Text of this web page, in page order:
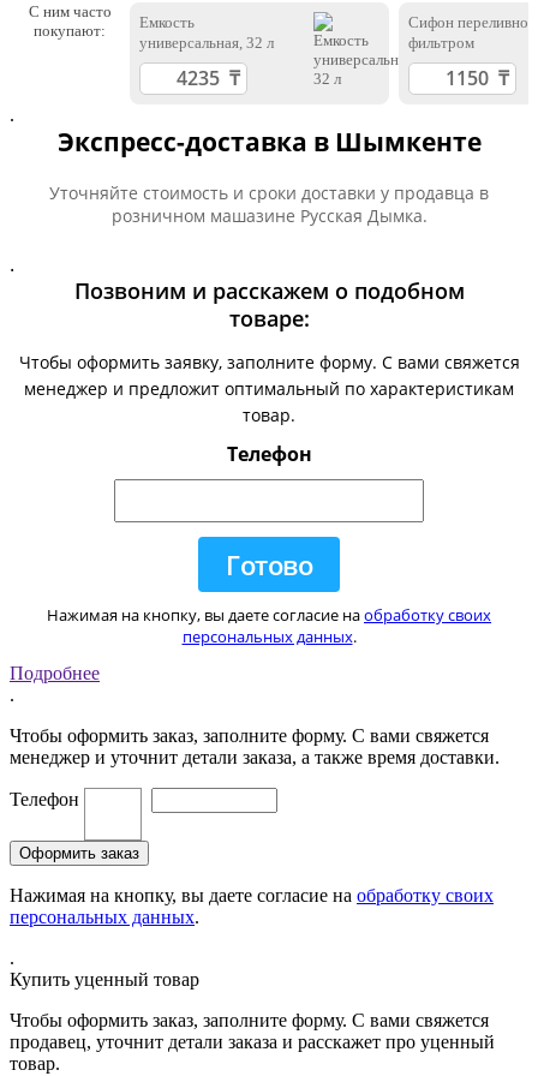
С ним часто
покупают:
Емкость
универсальная, 32 л
Сифон
фильтром
.
Экспресс-доставка в Шымкенте
Уточняйте стоимость и сроки доставки у продавца в
розничном машазине Русская Дымка.
.
Позвоним и расскажем о подобном
товаре:
Чтобы оформить заявку, заполните форму. С вами свяжется
менеджер и предложит оптимальный по характеристикам
товар.
Телефон
Нажимая на кнопку, вы даете согласие наобработку своих
персональных данных.
Подробнее
.
Чтобы оформить заказ, заполните форму. С вами свяжется
менеджер и уточнит детали заказа, а также время доставки.
Телефон
Нажимая на кнопку, вы даете согласие на обработку своих
персональных данных.
.
Купить уценный товар
Чтобы оформить заказ, заполните форму. С вами свяжется
продавец, уточнит детали заказа и расскажет про уценный
товар.